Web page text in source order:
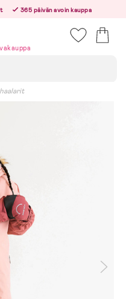
365 päivän avoin kauppa
tilauksen jo samana päivänä!